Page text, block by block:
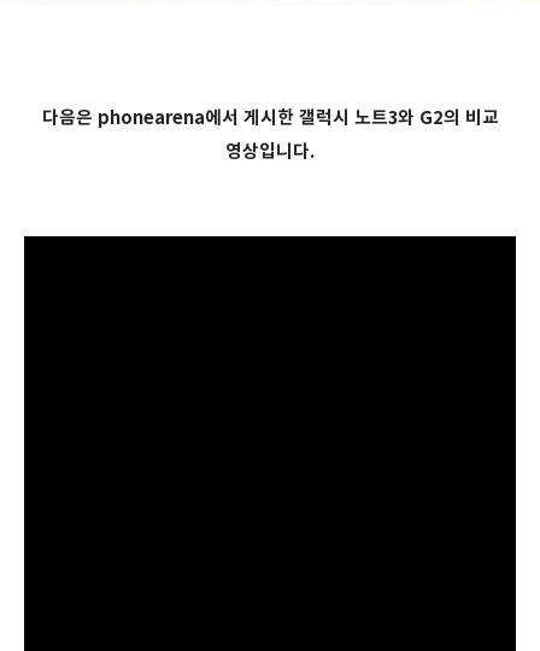
다음은 phonearena에서 게시한 갤럭시 노트3와 G2의 비교
영상입니다.